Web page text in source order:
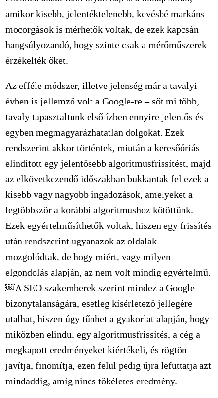
amikor kisebb, jelentéktelenebb, kevésbé markáns
mocorgások is mérhetők voltak, de ezek kapcsán
hangsúlyozandó, hogy szinte csak a mérőműszerek
érzékelték őket.
Az efféle módszer, illetve jelenség már a tavalyi
évben is jellemző volt a Google-re – sőt mi több,
tavaly tapasztaltunk első ízben ennyire jelentős és
egyben megmagyarázhatatlan dolgokat. Ezek
rendszerint akkor történtek, miután a keresőóriás
elindított egy jelentősebb algoritmusfrissítést, majd
az elkövetkezendő időszakban bukkantak fel ezek a
kisebb vagy nagyobb ingadozások, amelyeket a
legtöbbször a korábbi algoritmushoz kötöttünk.
Ezek egyértelműsíthetők voltak, hiszen egy frissítés
után rendszerint ugyanazok az oldalak
mozgolódtak, de hogy miért, vagy milyen
elgondolás alapján, az nem volt mindig egyértelmű.
￼A SEO szakemberek szerint mindez a Google
bizonytalanságára, esetleg kísérletező jellegére
utalhat, hiszen úgy tűnhet a gyakorlat alapján, hogy
miközben elindul egy algoritmusfrissítés, a cég a
megkapott eredményeket kiértékeli, és rögtön
javítja, finomítja, ezen felül pedig újra lefuttatja azt
mindaddig, amíg nincs tökéletes eredmény.